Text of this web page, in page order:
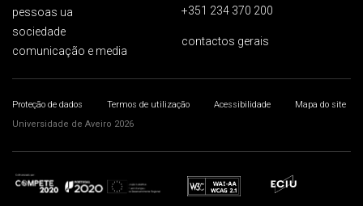
pessoas ua
sociedade
comunicação e media
+351 234 370 200
contactos gerais
Proteção de dados Termos de utilização Acessibilidade
Mapa do site
Universidade de Aveiro 2026